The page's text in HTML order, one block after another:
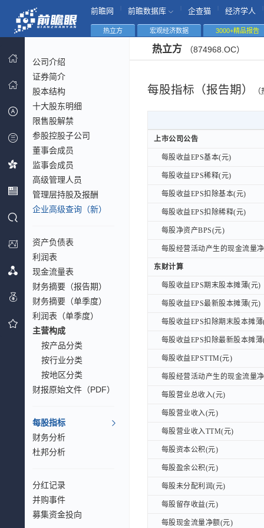
前瞻网 前瞻数据库 企查猫 经济学人
热立方 宏观经济数据 3000+精品报告
公司介绍
证券简介
股本结构
十大股东明细
限售股解禁
参股控股子公司
董事会成员
监事会成员
高级管理人员
管理层持股及报酬
企业高级查询（新）
资产负债表
利润表
现金流量表
财务摘要（报告期）
财务摘要（单季度）
利润表（单季度）
主营构成
按产品分类
按行业分类
按地区分类
财报原始文件（PDF）
每股指标
财务分析
杜邦分析
分红记录
并购事件
募集资金投向
热立方 （874968.OC）
每股指标（报告期）
上市公司公告
每股收益EPS基本(元)
每股收益EPS稀释(元)
每股收益EPS扣除基本(元)
每股收益EPS扣除稀释(元)
每股净资产BPS(元)
每股经营活动产生的现金流量
东财计算
每股收益EPS期末股本摊薄(元)
每股收益EPS最新股本摊薄(元)
每股收益EPS扣除期末股本摊
每股收益EPS扣除最新股本摊
每股收益EPSTTM(元)
每股经营活动产生的现金流量
每股营业总收入(元)
每股营业收入(元)
每股营业收入TTM(元)
每股资本公积(元)
每股盈余公积(元)
每股未分配利润(元)
每股留存收益(元)
每股现金流量净额(元)
上市公司公告
每股收益EPS基本(元)
每股收益EPS稀释(元)
每股收益EPS扣除基本(元)
每股收益EPS扣除稀释(元)
每股净资产BPS(元)
每股经营活动产生的现金流量
东财计算
每股收益EPS期末股本摊薄(元)
每股收益EPS最新股本摊薄(元)
每股收益EPS扣除期末股本摊
每股收益EPS扣除最新股本摊
每股收益EPSTTM(元)
每股经营活动产生的现金流量
每股营业总收入(元)
每股营业收入(元)
每股营业收入TTM(元)
每股资本公积(元)
每股盈余公积(元)
每股未分配利润(元)
每股留存收益(元)
每股现金流量净额(元)